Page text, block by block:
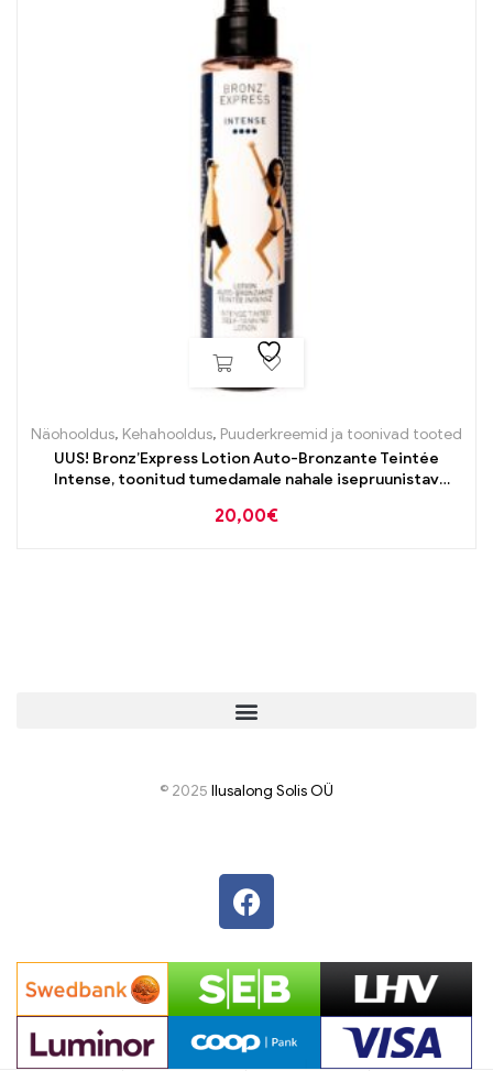
Näohooldus, Kehahooldus, Puuderkreemid ja toonivad tooted
UUS! Bronz’Express Lotion Auto-Bronzante Teintée
Intense, toonitud tumedamale nahale isepruunistav
20,00€
© 2025 Ilusalong Solis OÜ